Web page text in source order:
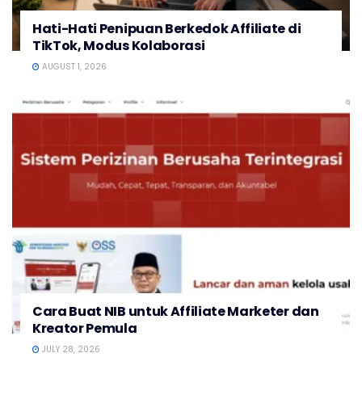
Hati-Hati Penipuan Berkedok Affiliate di
TikTok, Modus Kolaborasi
AUGUST 1, 2026
Cara Buat NIB untuk Affiliate Marketer dan
Kreator Pemula
JULY 28, 2026